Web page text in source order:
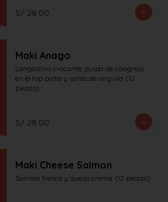
S/ 28.00
Maki Anago
Langostino crocante, pulpa de cangrejo,
en el top palta y salsa de anguila (12
piezas)
S/ 28.00
Maki Cheese Salmon
Salmon fresco y queso crema (12 piezas)